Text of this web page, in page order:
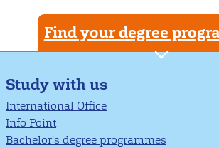
Find your degree
Study with us
International Office
Info Point
Bachelor's degree programmes